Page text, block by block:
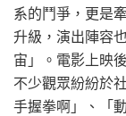
系的鬥爭，更是
升級，演出陣容
宙」。電影上映
不少觀眾紛紛於
手握拳啊」、「